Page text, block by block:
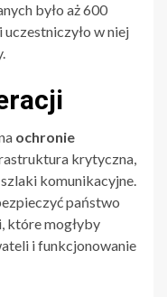
było aż 600
w niej
ochronie
krytyczna,
komunikacyjne.
państwo
które mogłyby
i funkcjonowanie